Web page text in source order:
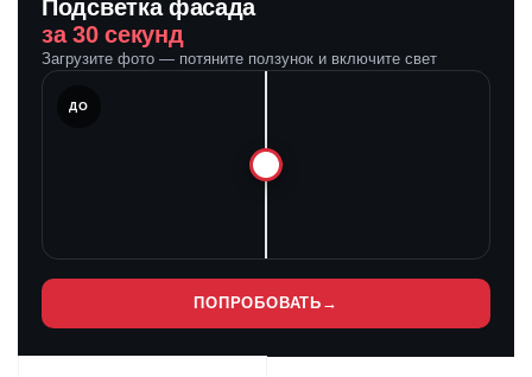
Подсветка фасада
за 30 секунд
Загрузите фото — потяните ползунок и включите свет
ДО
ПОПРОБОВАТЬ →